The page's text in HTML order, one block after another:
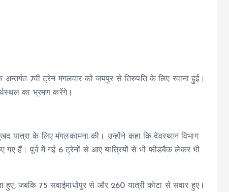
अन्तर्गत 7वीं ट्रेन मंगलवार को जयपुर से तिरुपति के लिए रवाना हुई।
का भ्रमण करेंगे।
यात्रा के लिए मंगलकामना की। उन्होंने कहा कि देवस्थान विभाग
गए हैं। पूर्व में गई 6 ट्रेनों से आए यात्रियों से भी फीडबैक लेकर भी
हुए, जबकि 75 सवाईमाधोपुर से और 260 यात्री कोटा से सवार हुए।